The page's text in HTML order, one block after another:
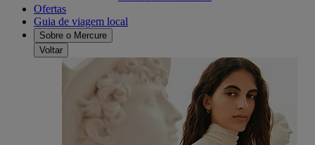
Ofertas
Guia de viagem local
Sobre o Mercure
Voltar